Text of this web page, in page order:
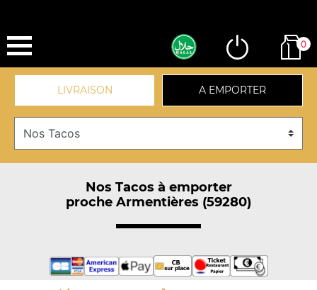
0
LIVRAISON A EMPORTER
Nos Tacos à emporter
proche Armentières (59280)